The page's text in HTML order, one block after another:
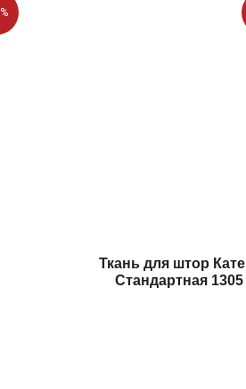
Ткань для штор
Стандартная 1305